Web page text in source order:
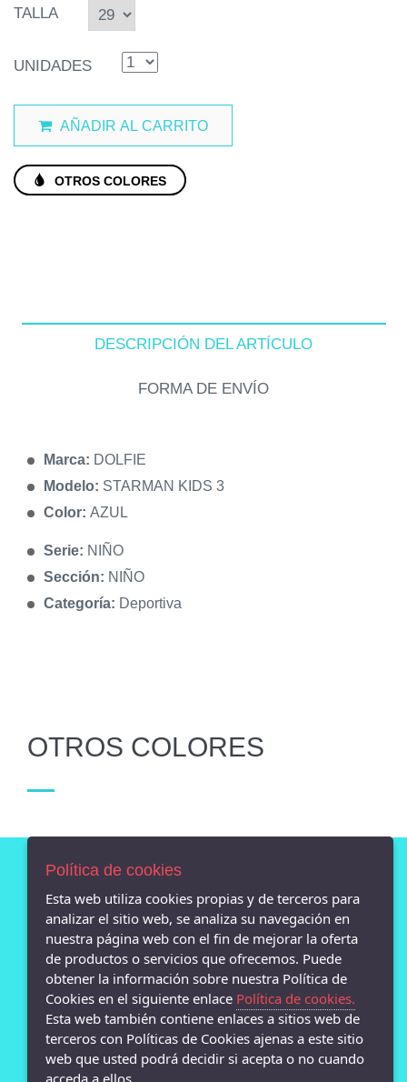
TALLA
UNIDADES
AÑADIR AL CARRITO
OTROS COLORES
DESCRIPCIÓN DEL ARTÍCULO
FORMA DE ENVÍO
Marca: DOLFIE
Modelo: STARMAN KIDS 3
Color: AZUL
Serie: NIÑO
Sección: NIÑO
Categoría: Deportiva
OTROS COLORES
AVISO LEGAL
POLÍTICA DE COOKIES
ENVÍOS Y DEVOLUCIONES
POLÍTICA DE PRIVACIDAD
- Calle san Pedro 13 bajo, Lugo - 27001 (Lugo)
982872869
Política de cookies
Esta web utiliza cookies propias y de terceros para
analizar el sitio web, se analiza su navegación en
nuestra página web con el fin de mejorar la oferta
de productos o servicios que ofrecemos. Puede
obtener la información sobre nuestra Política de
Cookies en el siguiente enlace Política de cookies.
Esta web también contiene enlaces a sitios web de
terceros con Políticas de Cookies ajenas a este sitio
web que usted podrá decidir si acepta o no cuando
acceda a ellos.